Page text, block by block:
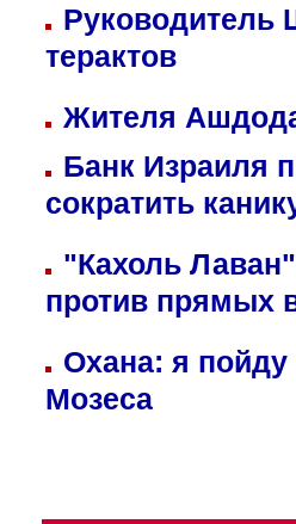
Руководитель
терактов
Жителя
Банк Израиля
сократить
"Кахоль
против прямых
Охана: я пойду
Мозеса